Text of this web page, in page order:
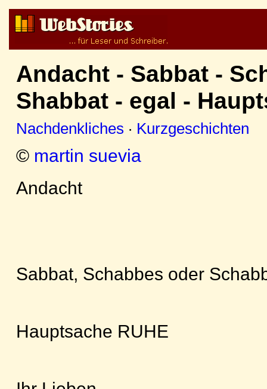
Andacht - Sabbat -
Shabbat - egal -
Nachdenkliches · Kurzgeschichten
© martin suevia
Andacht
Sabbat, Schabbes oder
Hauptsache RUHE